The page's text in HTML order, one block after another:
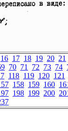
16 17 18 19 20 21
70 71 72 73 74
118 119 120 121
158 159 160
198 199 200